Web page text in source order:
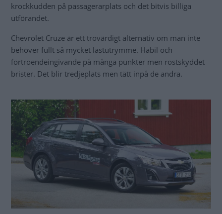
krockkudden på passagerarplats och det bitvis billiga
utförandet.
Chevrolet Cruze är ett trovärdigt alternativ om man inte
behöver fullt så mycket lastutrymme. Habil och
förtroendeingivande på många punkter men rostskyddet
brister. Det blir tredjeplats men tätt inpå de andra.